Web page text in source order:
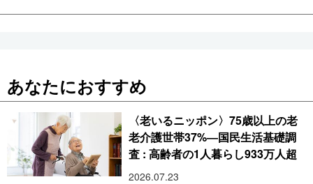
あなたにおすすめ
〈老いるニッポン〉75歳以上の老
老介護世帯37%―国民生活基礎調
査 : 高齢者の1人暮らし933万人超
2026.07.23